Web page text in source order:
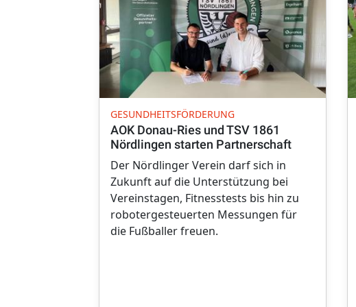
GESUNDHEITSFÖRDERUNG
AOK Donau-Ries und TSV 1861
Nördlingen starten Partnerschaft
Der Nördlinger Verein darf sich in
Zukunft auf die Unterstützung bei
Vereinstagen, Fitnesstests bis hin zu
robotergesteuerten Messungen für
die Fußballer freuen.